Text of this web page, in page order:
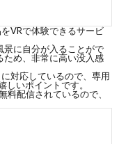
VRで体験できるサービ
景に自分が入ることがで
ため、非常に高い没入感
対応しているので、専用
いポイントです。
料配信されているので、